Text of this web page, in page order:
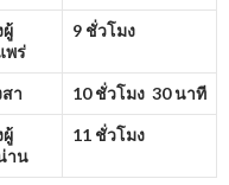
พร่
9 ชั่วโมง
า 10 ชั่วโมง 30 นาที
าน
11 ชั่วโมง